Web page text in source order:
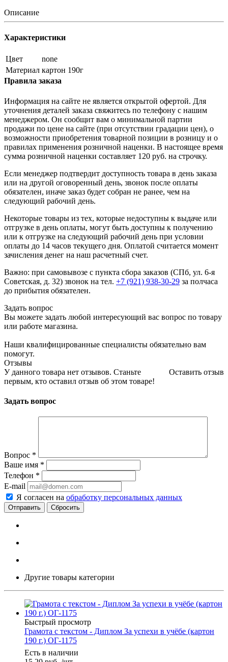
Описание
Характеристики
Цвет
none
Материал картон 190г
Правила заказа
Информация на сайте не является открытой офертой. Для
уточнения деталей заказа свяжитесь по телефону с нашим
менеджером. Он сообщит вам о минимальной партии
продажи по цене на сайте (при отсутствии градации цен), о
возможности приобретения товарной позиции в розницу и о
правилах применения розничной наценки. В настоящее время
сумма розничной наценки составляет 120 руб. на строчку.
Если менеджер подтвердит доступность товара в день заказа
или на другой оговоренный день, звонок после оплаты
обязателен, иначе заказ будет собран не ранее, чем на
следующий рабочий день.
Некоторые товары из тех, которые недоступны к выдаче или
отгрузке в день оплаты, могут быть доступны к получению
или к отгрузке на следующий рабочий день при условии
оплаты до 14 часов текущего дня. Оплатой считается момент
зачисления денег на наш расчетный счет.
Важно: при самовывозе с пункта сборa заказов (СПб, ул. 6-я
Советская, д. 32) звонок на тел. +7 (921) 938-30-29 за полчаса
до прибытия обязателен.
Задать вопрос
Вы можете задать любой интересующий вас вопрос по товару
или работе магазина.
Наши квалифицированные специалисты обязательно вам
помогут.
Отзывы
Оставить отзыв
У данного товара нет отзывов. Станьте
первым, кто оставил отзыв об этом товаре!
Задать вопрос
Вопрос *
Ваше имя *
Телефон *
E-mail
Я согласен на обработку персональных данных
Сбросить
Другие товары категории
Быстрый просмотр
Грамота с текстом - Диплом За успехи в учёбе (картон
190 г.) ОГ-1175
Есть в наличии